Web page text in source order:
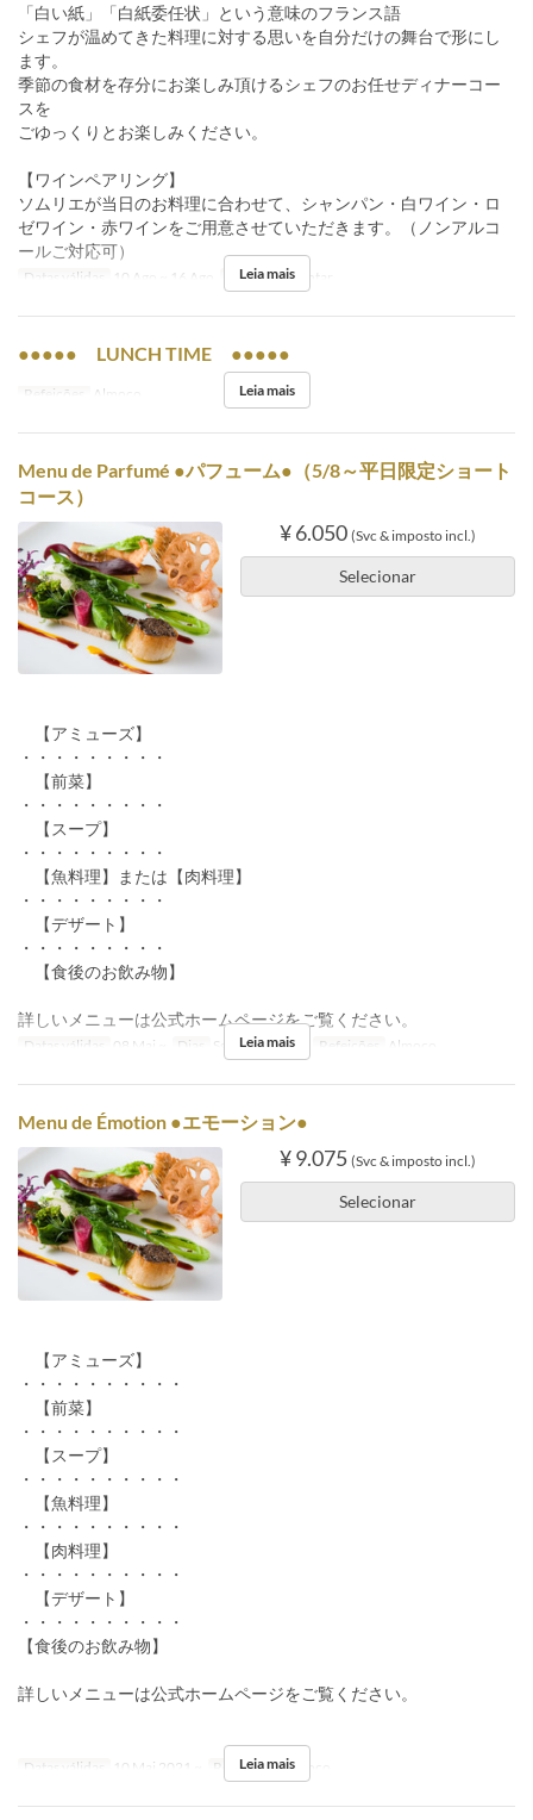
「白い紙」「白紙委任状」という意味のフランス語
シェフが温めてきた料理に対する思いを自分だけの舞台で形にし
ます。
季節の食材を存分にお楽しみ頂けるシェフのお任せディナーコー
スを
ごゆっくりとお楽しみください。
【ワインペアリング】
ソムリエが当日のお料理に合わせて、シャンパン・白ワイン・ロ
ゼワイン・赤ワインをご用意させていただきます。（ノンアルコ
ールご対応可）
Datas válidas 10 Ago ~ 16 Ago Refeições Jantar
Leia mais
●●●●● LUNCH TIME ●●●●●
Refeições Almoço Leia mais
Menu de Parfumé ●パフューム●（5/8～平日限定ショート
コース）
¥ 6.050 (Svc & imposto incl.)
Selecionar
【アミューズ】
・・・・・・・・・
【前菜】
・・・・・・・・・
【スープ】
・・・・・・・・・
【魚料理】または【肉料理】
・・・・・・・・・
【デザート】
・・・・・・・・・
【食後のお飲み物】
詳しいメニューは公式ホームページをご覧ください。
Datas válidas 08 Mai ~ Dias Sg, T, Qa, Qi, Sx Refeições Almoço
Leia mais
Menu de Émotion ●エモーション●
¥ 9.075 (Svc & imposto incl.)
Selecionar
【アミューズ】
・・・・・・・・・・
【前菜】
・・・・・・・・・・
【スープ】
・・・・・・・・・・
【魚料理】
・・・・・・・・・・
【肉料理】
・・・・・・・・・・
【デザート】
・・・・・・・・・・
【食後のお飲み物】
詳しいメニューは公式ホームページをご覧ください。
Datas válidas 10 Mai 2021 ~ Refeições Almoço
Leia mais